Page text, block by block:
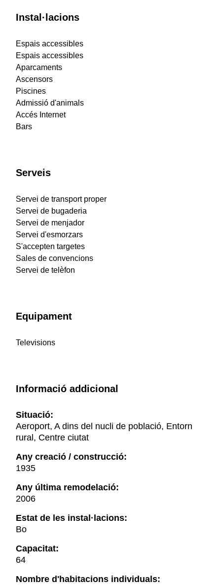
Instal·lacions
Espais accessibles
Espais accessibles
Aparcaments
Ascensors
Piscines
Admissió d'animals
Accés Internet
Bars
Serveis
Servei de transport proper
Servei de bugaderia
Servei de menjador
Servei d'esmorzars
S'accepten targetes
Sales de convencions
Servei de telèfon
Equipament
Televisions
Informació addicional
Situació:
Aeroport, A dins del nucli de població, Entorn
rural, Centre ciutat
Any creació / construcció:
1935
Any última remodelació:
2006
Estat de les instal·lacions:
Bo
Capacitat:
64
Nombre d'habitacions individuals: